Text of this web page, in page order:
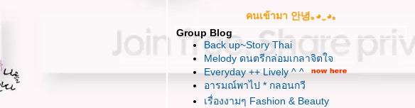
คนเข้ามา 안녕｡◕‿◕｡
Group Blog
Back up~Story Thai
Melody ดนตรีกล่อมเกลาจิตใจ
Everyday ++ Lively ^ ^
อารมณ์พาไป * กลอนกวี
เรื่องงามๆ Fashion & Beauty